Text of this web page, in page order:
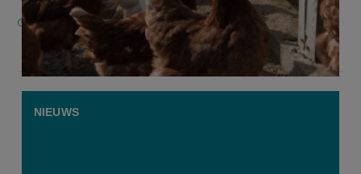
27 FEBRUARI 2025
NIEUWS